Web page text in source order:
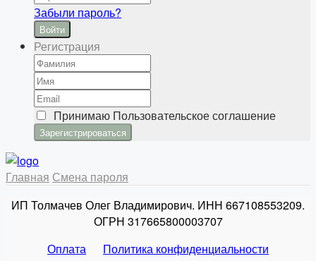
Забыли пароль?
Войти
Регистрация
Принимаю Пользовательское соглашение
Главная Смена пароля
ИП Толмачев Олег Владимирович. ИНН 667108553209.
ОГРН 317665800003707
Оплата
Политика конфиденциальности